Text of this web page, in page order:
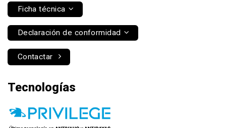
Ficha técnica
Declaración de conformidad
Contactar
Tecnologías